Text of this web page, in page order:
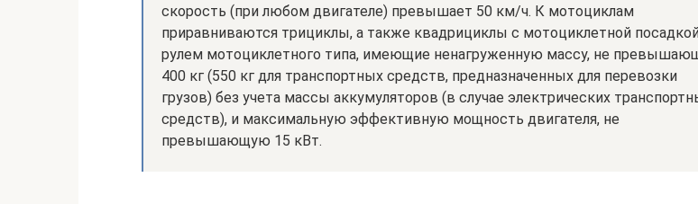
скорость (при любом двигателе) превышает 50 км/ч. К мотоциклам
приравниваются трициклы, а также квадрициклы с мотоциклетной
рулем мотоциклетного типа, имеющие ненагруженную массу, не
400 кг (550 кг для транспортных средств, предназначенных для перевозки
грузов) без учета массы аккумуляторов (в случае электрических
средств), и максимальную эффективную мощность двигателя, не
превышающую 15 кВт.